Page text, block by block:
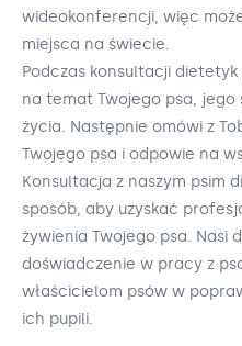
wideokonferencji, więc
miejsca na świecie.
Podczas konsultacji
na temat Twojego psa,
życia. Następnie omówi z
Twojego psa i odpowie na
Konsultacja z naszym psim
sposób, aby uzyskać
żywienia Twojego psa.
doświadczenie w pracy z
właścicielom psów w
ich pupili.